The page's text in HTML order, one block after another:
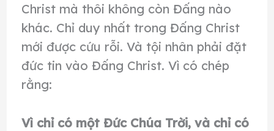
Christ mà thôi không còn Đấng nào
khác. Chỉ duy nhất trong Đấng Christ
mới được cứu rỗi. Và tội nhân phải đặt
đức tin vào Đấng Christ. Vì có chép
rằng:
Vì chỉ có một Ðức Chúa Trời, và chỉ có